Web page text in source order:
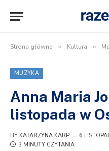
Strona główna » Kultura »
MUZYKA
Anna Maria
listopada w
BY KATARZYNA KARP 6
3 MINUTY CZYTANIA